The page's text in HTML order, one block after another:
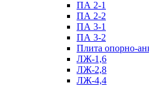
ПА 2-1
ПА 2-2
ПА 3-1
ПА 3-2
Плита опорно-
ЛЖ-1,6
ЛЖ-2,8
ЛЖ-4,4